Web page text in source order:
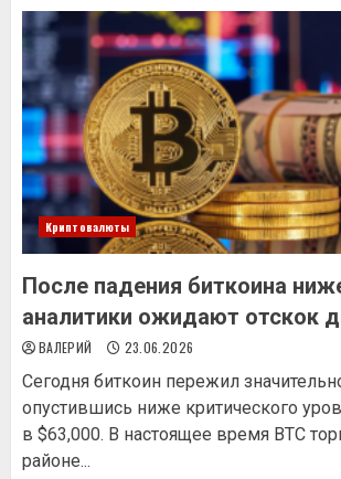
Криптовалюты
После падения биткоина
аналитики ожидают отскок
ВАЛЕРИЙ 23.06.2026
Сегодня биткоин пережил
опустившись ниже критического
в $63,000. В настоящее время BTC
районе...